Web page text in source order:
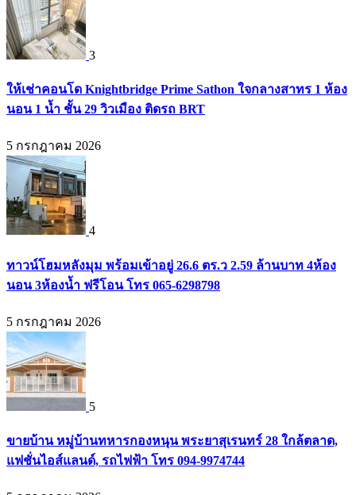
3
ให้เช่าคอนโด Knightbridge Prime Sathon ใจกลางสาทร 1 ห้อง
นอน 1 น้ำ ชั้น 29 วิวเมือง ติดรถ BRT
5 กรกฎาคม 2026
4
ทาวน์โฮมหลังมุม พร้อมเข้าอยู่ 26.6 ตร.ว 2.59 ล้านบาท 4ห้อง
นอน 3ห้องน้ำ ฟรีโอน โทร 065-6298798
5 กรกฎาคม 2026
5
ขายบ้าน หมู่บ้านทหารกองหนุน พระยาสุเรนทร์ 28 ใกล้ตลาด,
แฟชั่นไอส์แลนด์, รถไฟฟ้า โทร 094-9974744